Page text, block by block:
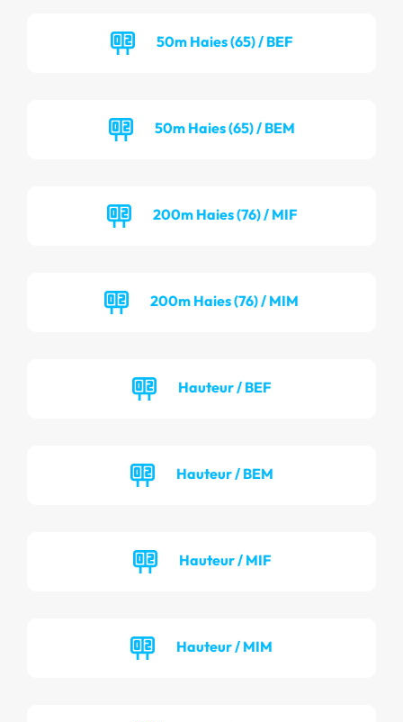
50m Haies (65) / BEF
50m Haies (65) / BEM
200m Haies (76) / MIF
200m Haies (76) / MIM
Hauteur / BEF
Hauteur / BEM
Hauteur / MIF
Hauteur / MIM